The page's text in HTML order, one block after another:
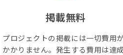
掲載無料
プロジェクトの掲載には一切費用
かかりません。発生する費用は達